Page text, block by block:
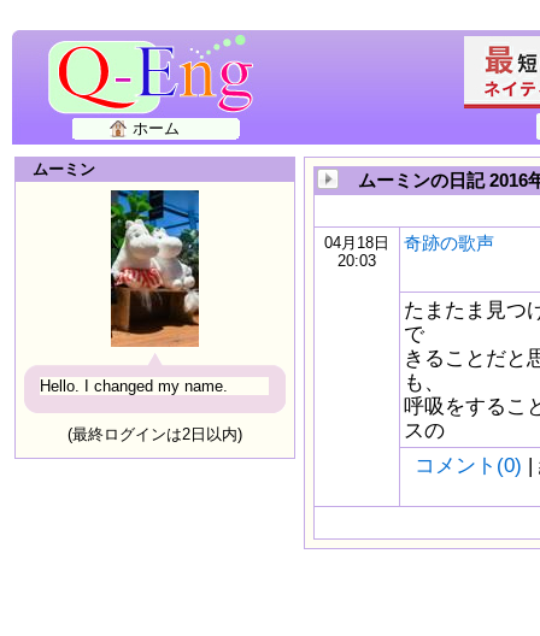
ホーム
ムーミン
Hello. I changed my name.
(最終ログインは2日以内)
ムーミンの日記 2016
04月18日
20:03
奇跡の歌声
たまたま見つ
で
きることだと
も、
呼吸をするこ
スの
コメント(0) |